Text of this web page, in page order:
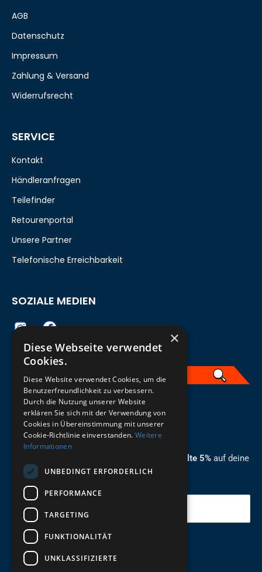
ZUM NEWSLETTER ANMELDEN
Melde dich jetzt zum Newsletter an und erhalte 5% auf deine
erste Bestellung.
Deine Email
Abschicken
AGB
Datenschutz
Impressum
Zahlung & Versand
Widerrufsrecht
SERVICE
Kontakt
Händleranfragen
Teilefinder
Retourenportal
Unsere Partner
Telefonische Erreichbarkeit
SOZIALE MEDIEN
German
×
Diese Webseite verwendet
Cookies.
Diese Website verwendet Cookies, um die
Benutzerfreundlichkeit zu verbessern.
Durch die Nutzung unserer Website
erklären Sie sich mit der Verwendung von
Cookies in Übereinstimmung mit unserer
Cookie-Richtlinie einverstanden. Weitere
Informationen
UNBEDINGT ERFORDERLICH
PERFORMANCE
TARGETING
FUNKTIONALITÄT
UNKLASSIFIZIERTE